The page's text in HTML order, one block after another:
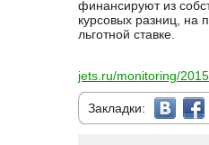
финансируют из
курсовых разниц, на
льготной ставке.
jets.ru/monitoring/
Закладки: